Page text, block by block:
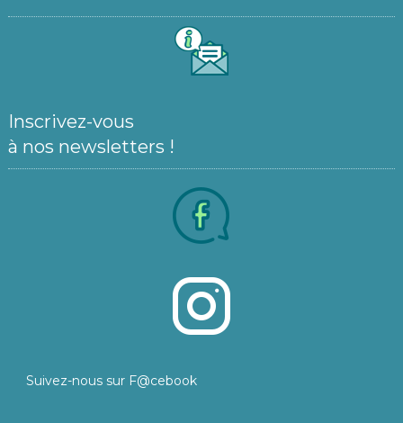
Inscrivez-vous
à nos newsletters !
Suivez-nous sur F@cebook